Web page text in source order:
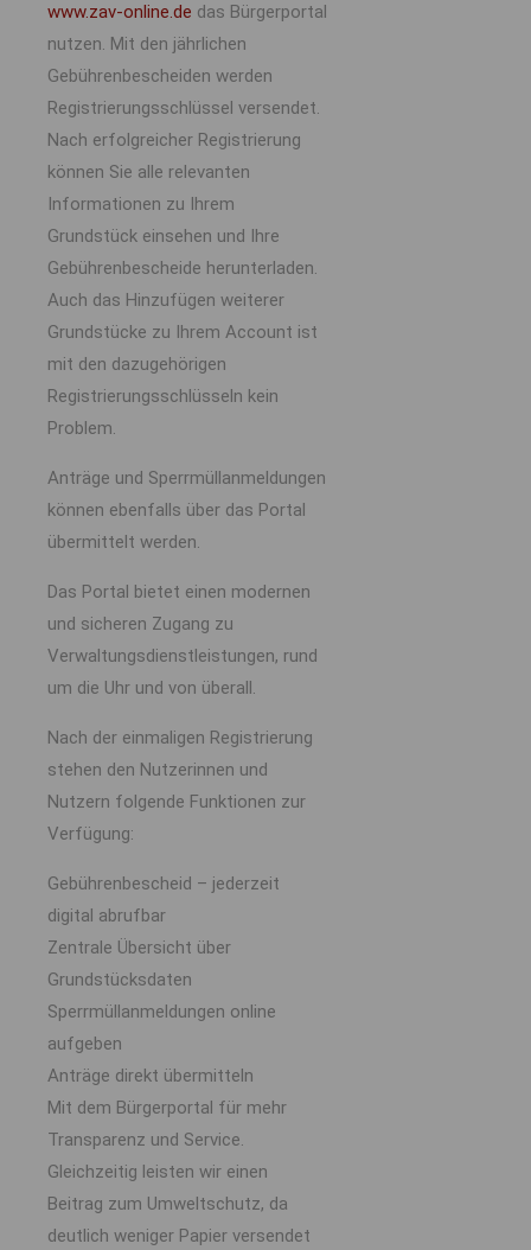
www.zav-online.de das Bürgerportal
nutzen. Mit den jährlichen
Gebührenbescheiden werden
Registrierungsschlüssel versendet.
Nach erfolgreicher Registrierung
können Sie alle relevanten
Informationen zu Ihrem
Grundstück einsehen und Ihre
Gebührenbescheide herunterladen.
Auch das Hinzufügen weiterer
Grundstücke zu Ihrem Account ist
mit den dazugehörigen
Registrierungsschlüsseln kein
Problem.
Anträge und Sperrmüllanmeldungen
können ebenfalls über das Portal
übermittelt werden.
Das Portal bietet einen modernen
und sicheren Zugang zu
Verwaltungsdienstleistungen, rund
um die Uhr und von überall.
Nach der einmaligen Registrierung
stehen den Nutzerinnen und
Nutzern folgende Funktionen zur
Verfügung:
Gebührenbescheid – jederzeit
digital abrufbar
Zentrale Übersicht über
Grundstücksdaten
Sperrmüllanmeldungen online
aufgeben
Anträge direkt übermitteln
Mit dem Bürgerportal für mehr
Transparenz und Service.
Gleichzeitig leisten wir einen
Beitrag zum Umweltschutz, da
deutlich weniger Papier versendet